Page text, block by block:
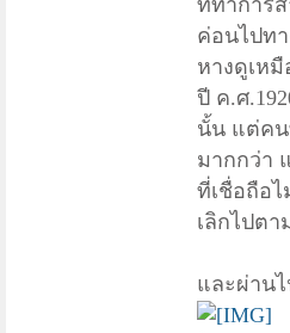
ที่ทำการ
ค่อนไปท
หางดูเห
ปี ค.ศ.
นั้น แต่คน
มากกว่า
ที่เชื่อถือ
เลิกไปต
และผ่าน